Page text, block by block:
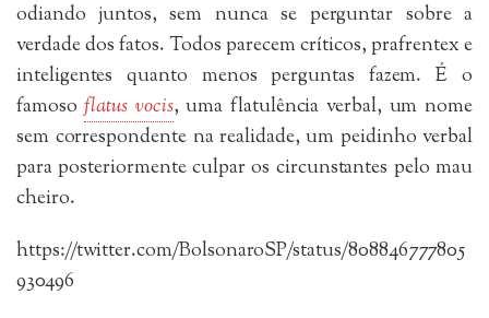
odiando juntos, sem nunca se perguntar sobre a
verdade dos fatos. Todos parecem críticos, prafrentex e
inteligentes quanto menos perguntas fazem. É o
famosoflatus vocis, uma flatulência verbal, um nome
sem correspondente na realidade, um peidinho verbal
para posteriormente culpar os circunstantes pelo mau
cheiro.
https://twitter.com/BolsonaroSP/status/808846777805
930496